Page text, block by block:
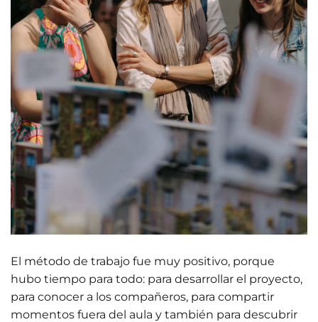
El método de trabajo fue muy positivo, porque
hubo tiempo para todo: para desarrollar el proyecto,
para conocer a los compañeros, para compartir
momentos fuera del aula y también para descubrir